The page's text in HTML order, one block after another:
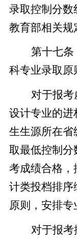
录取控制分数
教育部相关规
第十七
科专业录取原
对于报考
设计专业的进
生生源所在省
取最低控制分
考成绩合格，
计类投档排序
原则，安排专
对于报考